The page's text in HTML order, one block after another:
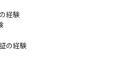
、世界初となる電気自動車（EV）
さまざまなニーズに応じた自動車を
他のやらぬことを、やる」という日
経験
の経験